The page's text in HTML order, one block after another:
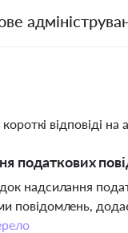
відповіді на
податкових
надсилання
повідомлень,